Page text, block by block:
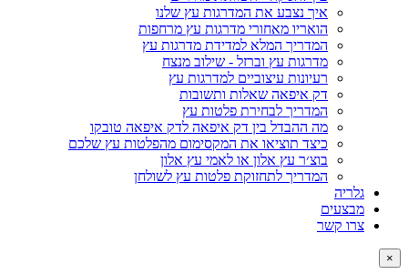
איך נצבע את המדרגות עץ שלנו
הואריו מאחורי מדרגות עץ מרחפות
המדריך המלא למדידת מדרגות עץ
מדרגות עץ וברזל - שילוב מנצח
רעיונות עיצוביים למדרגות עץ
דק איפאה שאלות ותשובות
המדריך לבחירת פלטות עץ
מה ההבדל בין דק איפאה לדק איפאה טובקו
כיצד תוציאו את המקסימום מהפלטות עץ שלכם
בוצ׳ר עץ אלון או לאמי עץ אלון
המדריך לתחזוקת פלטות עץ לשולחן
גלריה
מבצעים
צרו קשר
×